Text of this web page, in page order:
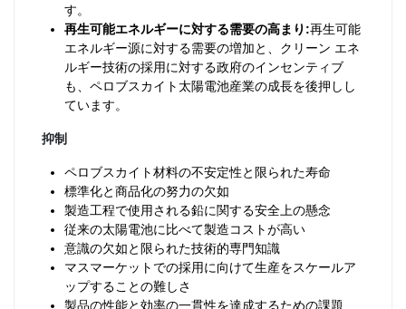
す。
再生可能エネルギーに対する需要の高まり:再生可能
エネルギー源に対する需要の増加と、クリーン エネ
ルギー技術の採用に対する政府のインセンティブ
も、ペロブスカイト太陽電池産業の成長を後押しし
ています。
抑制
ペロブスカイト材料の不安定性と限られた寿命
標準化と商品化の努力の欠如
製造工程で使用される鉛に関する安全上の懸念
従来の太陽電池に比べて製造コストが高い
意識の欠如と限られた技術的専門知識
マスマーケットでの採用に向けて生産をスケールア
ップすることの難しさ
製品の性能と効率の一貫性を達成するための課題